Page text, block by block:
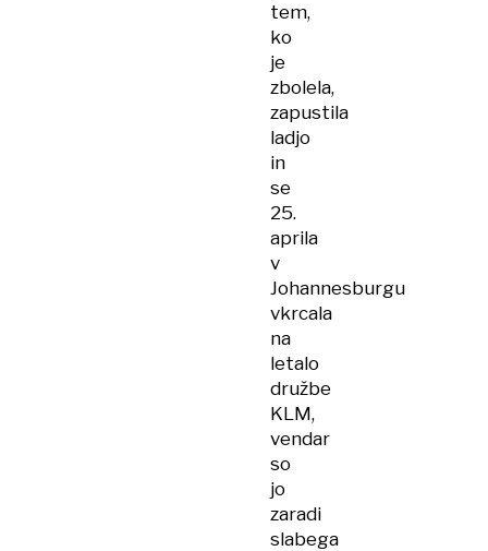
tem,
ko
je
zbolela,
zapustila
ladjo
in
se
25.
aprila
v
Johannesburgu
vkrcala
na
letalo
družbe
KLM,
vendar
so
jo
zaradi
slabega